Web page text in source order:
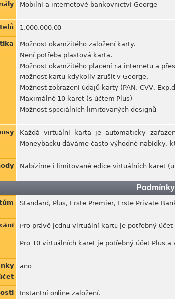
Mobilní a internetové bankovnictví George
1.000.000,00
Možnost okamžitého založení karty.
Není potřeba plastová karta.
Možnost okamžitého placení na internetu a
Možnost kartu kdykoliv zrušit v George.
Možnost zobrazení údajů karty (PAN, CVV,
Maximálně 10 karet (s účtem Plus)
Možnost speciálních limitovaných designů
Každá virtuální karta je automaticky
Moneybacku dáváme často výhodné nabídky,
Nabízíme i limitované edice virtuálních karet
Standard, Plus, Erste Premier, Erste Private
Pro právě jednu virtuální kartu je potřebný účet
Pro 10 virtuálních karet je potřebný účet Plus a
ano
Instantní online založení.